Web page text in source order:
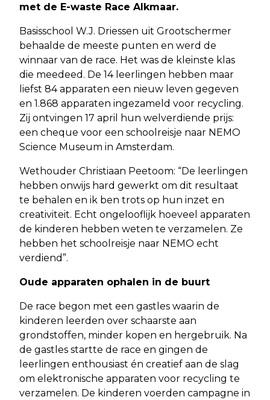
met de E-waste Race Alkmaar.
Basisschool W.J. Driessen uit Grootschermer
behaalde de meeste punten en werd de
winnaar van de race. Het was de kleinste klas
die meedeed. De 14 leerlingen hebben maar
liefst 84 apparaten een nieuw leven gegeven
en 1.868 apparaten ingezameld voor recycling.
Zij ontvingen 17 april hun welverdiende prijs:
een cheque voor een schoolreisje naar NEMO
Science Museum in Amsterdam.
Wethouder Christiaan Peetoom: “De leerlingen
hebben onwijs hard gewerkt om dit resultaat
te behalen en ik ben trots op hun inzet en
creativiteit. Echt ongelooflijk hoeveel apparaten
de kinderen hebben weten te verzamelen. Ze
hebben het schoolreisje naar NEMO echt
verdiend”.
Oude apparaten ophalen in de buurt
De race begon met een gastles waarin de
kinderen leerden over schaarste aan
grondstoffen, minder kopen en hergebruik. Na
de gastles startte de race en gingen de
leerlingen enthousiast én creatief aan de slag
om elektronische apparaten voor recycling te
verzamelen. De kinderen voerden campagne in